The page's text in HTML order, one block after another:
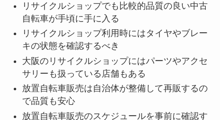
リサイクルショップでも比較的品質の良い中古
自転車が手頃に手に入る
リサイクルショップ利用時にはタイヤやブレー
キの状態を確認するべき
大阪のリサイクルショップにはパーツやアクセ
サリーも扱っている店舗もある
放置自転車販売は自治体が整備して再販するの
で品質も安心
放置自転車販売のスケジュールを事前に確認す